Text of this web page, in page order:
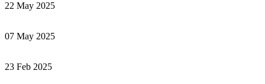
22 May 2025
07 May 2025
23 Feb 2025